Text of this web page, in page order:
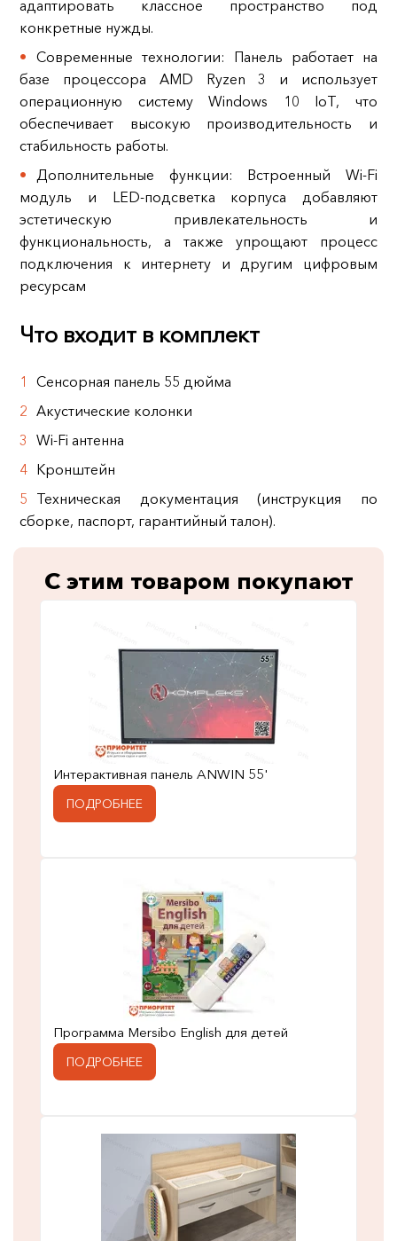
адаптировать классное пространство под
конкретные нужды.
Современные технологии: Панель работает на
базе процессора AMD Ryzen 3 и использует
операционную систему Windows 10 IoT, что
обеспечивает высокую производительность и
стабильность работы.
Дополнительные функции: Встроенный Wi-Fi
модуль и LED-подсветка корпуса добавляют
эстетическую привлекательность и
функциональность, а также упрощают процесс
подключения к интернету и другим цифровым
ресурсам
Что входит в комплект
Сенсорная панель 55 дюйма
Акустические колонки
Wi-Fi антенна
Кронштейн
Техническая документация (инструкция по
сборке, паспорт, гарантийный талон).
С этим товаром покупают
Интерактивная панель ANWIN 55'
ПОДРОБНЕЕ
Программа Mersibo English для детей
ПОДРОБНЕЕ